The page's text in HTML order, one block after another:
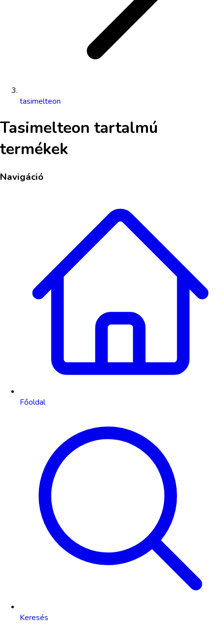
tasimelteon
Tasimelteon tartalmú
termékek
Navigáció
Főoldal
Keresés